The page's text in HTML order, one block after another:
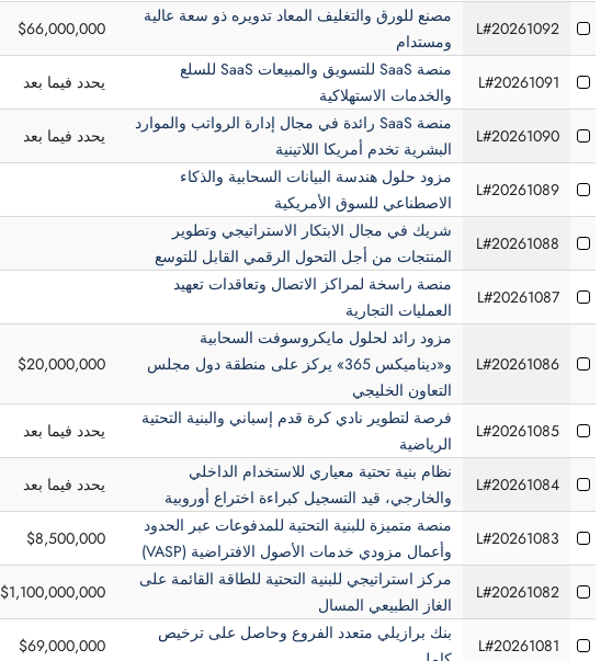
L#20261092
مصنع للورق والتغليف المعاد تدويره ذو سعة عالية
ومستدام
$66,000,000
L#20261091
منصة SaaS للتسويق والمبيعات SaaS للسلع
والخدمات الاستهلاكية
يحدد فيما بعد
L#20261090
منصة SaaS رائدة في مجال إدارة الرواتب والموارد
البشرية تخدم أمريكا اللاتينية
يحدد فيما بعد
L#20261089
مزود حلول هندسة البيانات السحابية والذكاء
الاصطناعي للسوق الأمريكية
L#20261088
شريك في مجال الابتكار الاستراتيجي وتطوير
المنتجات من أجل التحول الرقمي القابل للتوسع
L#20261087
منصة راسخة لمراكز الاتصال وتعاقدات تعهيد
العمليات التجارية
L#20261086
مزود رائد لحلول مايكروسوفت السحابية
و«ديناميكس 365» يركز على منطقة دول مجلس
التعاون الخليجي
$20,000,000
L#20261085
فرصة لتطوير نادي كرة قدم إسباني والبنية التحتية
الرياضية
يحدد فيما بعد
L#20261084
نظام بنية تحتية معياري للاستخدام الداخلي
والخارجي، قيد التسجيل كبراءة اختراع أوروبية
يحدد فيما بعد
L#20261083
منصة متميزة للبنية التحتية للمدفوعات عبر الحدود
وأعمال مزودي خدمات الأصول الافتراضية (VASP)
$8,500,000
L#20261082
مركز استراتيجي للبنية التحتية للطاقة القائمة على
الغاز الطبيعي المسال
$1,100,000,000
L#20261081
بنك برازيلي متعدد الفروع وحاصل على ترخيص
$69,000,000